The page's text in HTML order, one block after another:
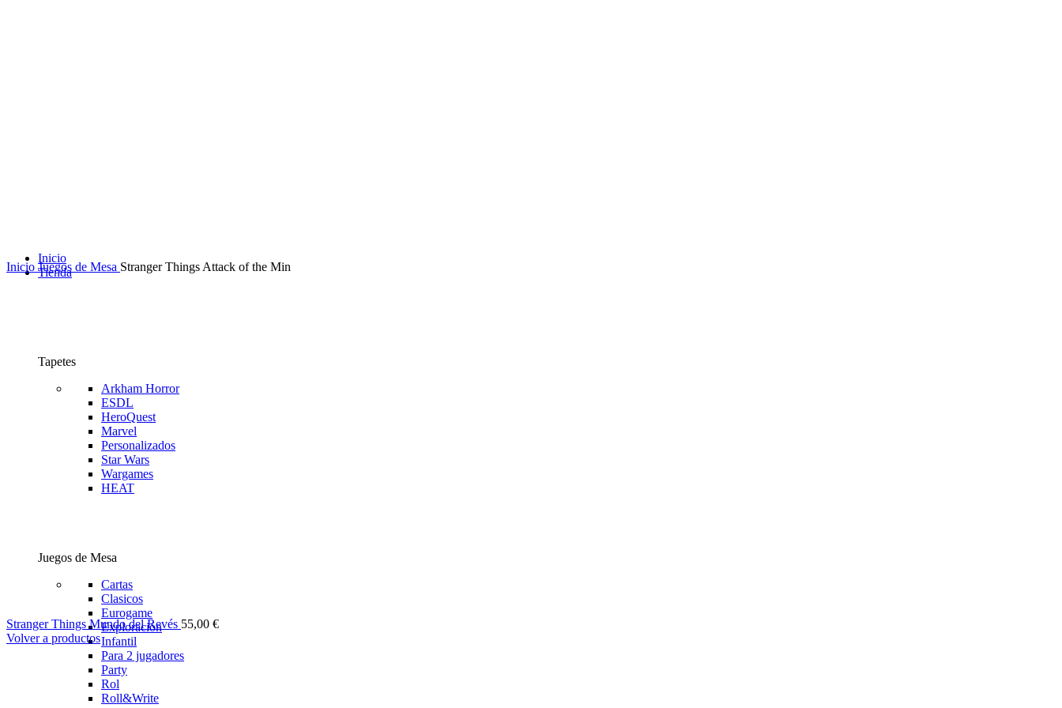
Inicio
Tienda
Tapetes
Arkham Horror
ESDL
HeroQuest
Marvel
Personalizados
Star Wars
Wargames
HEAT
Juegos de Mesa
Cartas
Clasicos
Eurogame
Exploración
Infantil
Para 2 jugadores
Party
Rol
Roll&Write
Inicio Juegos de Mesa Stranger Things Attack of the Min
Stranger Things Mundo del Revés 55,00 €
Volver a productos